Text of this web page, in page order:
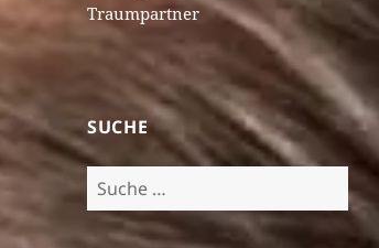
Traumpartner
SUCHE
Suche
nach: